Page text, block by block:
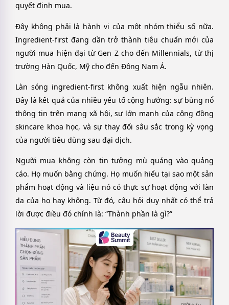
quyết định mua.
Đây không phải là hành vi của một nhóm thiểu số nữa.
Ingredient-first đang dần trở thành tiêu chuẩn mới của
người mua hiện đại từ Gen Z cho đến Millennials, từ thị
trường Hàn Quốc, Mỹ cho đến Đông Nam Á.
Làn sóng ingredient-first không xuất hiện ngẫu nhiên.
Đây là kết quả của nhiều yếu tố cộng hưởng: sự bùng nổ
thông tin trên mạng xã hội, sự lớn mạnh của cộng đồng
skincare khoa học, và sự thay đổi sâu sắc trong kỳ vọng
của người tiêu dùng sau đại dịch.
Người mua không còn tin tưởng mù quáng vào quảng
cáo. Họ muốn bằng chứng. Họ muốn hiểu tại sao một sản
phẩm hoạt động và liệu nó có thực sự hoạt động với làn
da của họ hay không. Từ đó, câu hỏi duy nhất có thể trả
lời được điều đó chính là: “Thành phần là gì?”